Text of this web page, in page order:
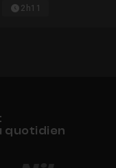
2h11
quotidien